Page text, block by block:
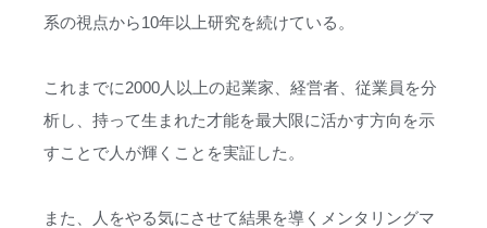
系の視点から10年以上研究を続けている。
これまでに2000人以上の起業家、経営者、従業員を分
析し、持って生まれた才能を最大限に活かす方向を示
すことで人が輝くことを実証した。
また、人をやる気にさせて結果を導くメンタリングマ